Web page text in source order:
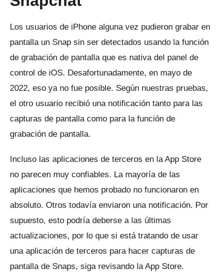
Los usuarios de iPhone alguna vez pudieron grabar en
pantalla un Snap sin ser detectados usando la función
de grabación de pantalla que es nativa del panel de
control de iOS. Desafortunadamente, en mayo de
2022, eso ya no fue posible. Según nuestras pruebas,
el otro usuario recibió una notificación tanto para las
capturas de pantalla como para la función de
grabación de pantalla.
Incluso las aplicaciones de terceros en la App Store
no parecen muy confiables. La mayoría de las
aplicaciones que hemos probado no funcionaron en
absoluto. Otros todavía enviaron una notificación. Por
supuesto, esto podría deberse a las últimas
actualizaciones, por lo que si está tratando de usar
una aplicación de terceros para hacer capturas de
pantalla de Snaps, siga revisando la App Store.